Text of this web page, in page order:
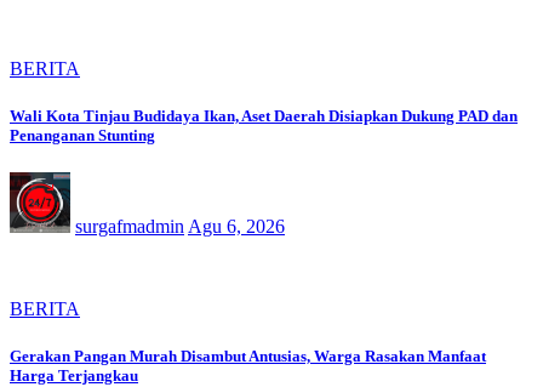
BERITA
Wali Kota Tinjau Budidaya Ikan, Aset Daerah Disiapkan Dukung PAD dan
Penanganan Stunting
surgafmadmin Agu 6, 2026
BERITA
Gerakan Pangan Murah Disambut Antusias, Warga Rasakan Manfaat
Harga Terjangkau